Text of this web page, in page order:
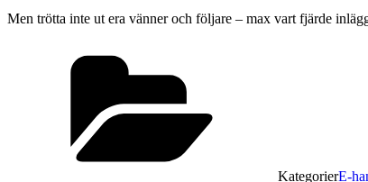
Men trötta inte ut era vänner och följare – max vart fjärde
KategorierE-